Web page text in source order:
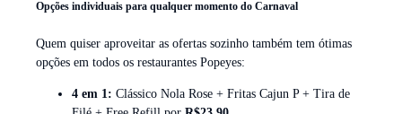
Opções individuais para qualquer momento do Carnaval
Quem quiser aproveitar as ofertas sozinho também tem ótimas
opções em todos os restaurantes Popeyes:
4 em 1: Clássico Nola Rose + Fritas Cajun P + Tira de